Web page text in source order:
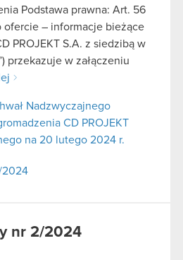
Podstawa prawna: Art. 56
ofercie – informacje bieżące
PROJEKT S.A. z siedzibą w
przekazuje w załączeniu
Nadzwyczajnego
CD PROJEKT
na 20 lutego 2024 r.
2024
nr 2/2024